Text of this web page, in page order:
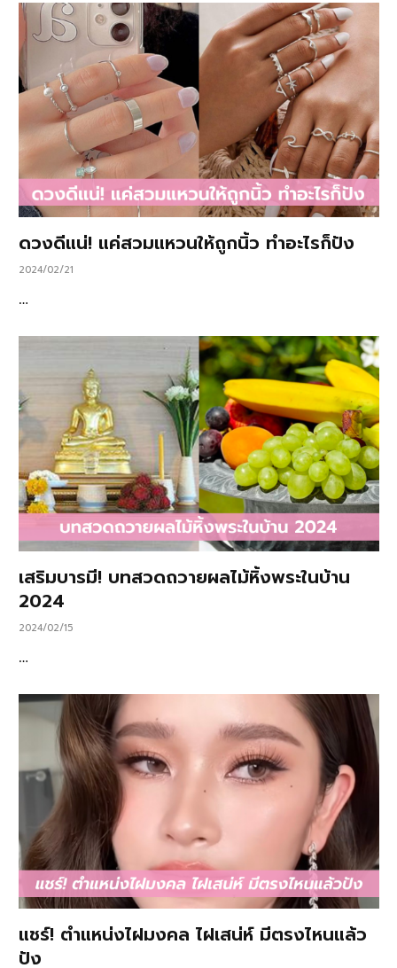
ดวงดีแน่! แค่สวมแหวนให้ถูกนิ้ว ทำอะไรก็ปัง
2024/02/21
…
เสริมบารมี! บทสวดถวายผลไม้หิ้งพระในบ้าน
2024
2024/02/15
…
แชร์! ตำแหน่งไฝมงคล ไฝเสน่ห์ มีตรงไหนแล้ว
ปัง